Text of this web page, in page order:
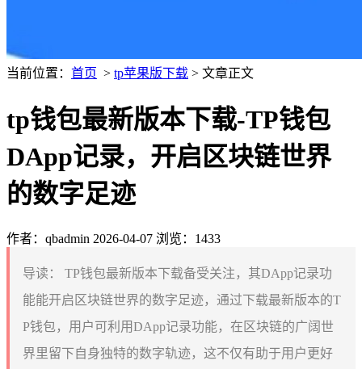
当前位置： 首页 > tp苹果版下载 > 文章正文
tp钱包最新版本下载-TP钱包
DApp记录，开启区块链世界
的数字足迹
作者：qbadmin 2026-04-07 浏览：1433
导读：
TP钱包最新版本下载备受关注，其DApp记录功
能能开启区块链世界的数字足迹，通过下载最新版本的T
P钱包，用户可利用DApp记录功能，在区块链的广阔世
界里留下自身独特的数字轨迹，这不仅有助于用户更好